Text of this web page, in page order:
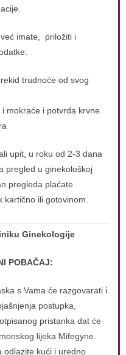
imate, priložiti i
trudnoće od svog
mokraće i potvrda krvne
upit, u roku od 2-3 dana
pregled u ginekološkoj
pregleda plaćate
kartično ili gotovinom.
Ginekologije
POBAČAJ:
s Vama će razgovarati i
postupka,
pristanka dat će
lijeka Mifegyne.
odlazite kući i uredno